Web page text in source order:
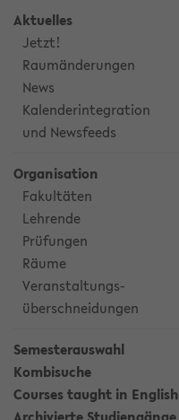
Aktuelles
Jetzt!
Raumänderungen
News
Kalenderintegration
und Newsfeeds
Organisation
Fakultäten
Lehrende
Prüfungen
Räume
Veranstaltungs-
überschneidungen
Semesterauswahl
Kombisuche
Courses taught in English